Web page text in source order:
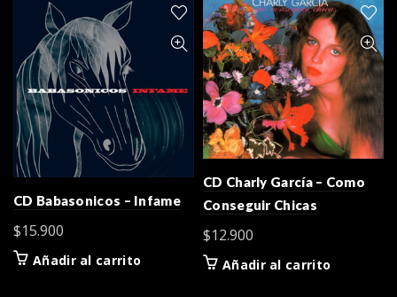
CD Babasonicos – Infame
$15.900
Añadir al carrito
CD Charly García – Como
Conseguir Chicas
$12.900
Añadir al carrito